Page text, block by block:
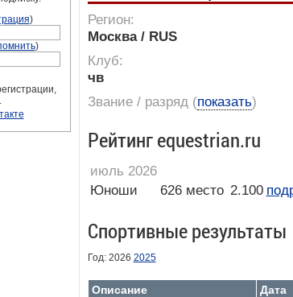
)
)
Регион:
Москва / RUS
Клуб:
чв
Звание / разряд(показать)
Рейтинг equestrian.ru
июль 2026
Юноши
626 место 2.100
Спортивные результаты
Год: 2026 2025
Описание Дата